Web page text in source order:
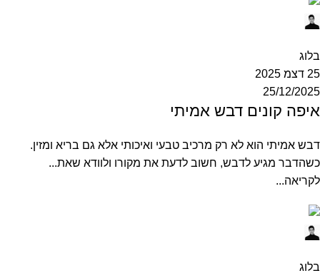
בלוג
25 דצמ 2025
25/12/2025
איפה קונים דבש אמיתי
דבש אמיתי הוא לא רק מרכיב טבעי ואיכותי אלא גם בריא ומזין.
כשהדבר מגיע לדבש, חשוב לדעת את מקורו ולוודא שאת...
לקריאה...
בלוג